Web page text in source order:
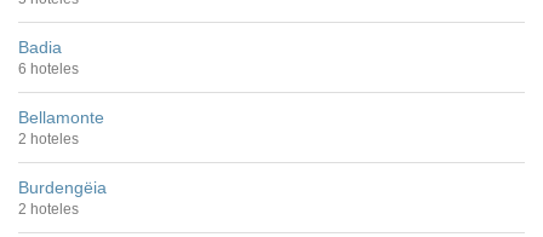
Badia
6 hoteles
Bellamonte
2 hoteles
Burdengëia
2 hoteles